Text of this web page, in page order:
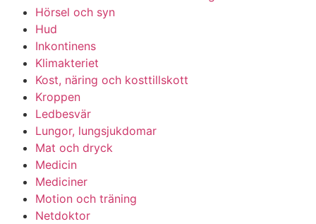
Hörsel och syn
Hud
Inkontinens
Klimakteriet
Kost, näring och kosttillskott
Kroppen
Ledbesvär
Lungor, lungsjukdomar
Mat och dryck
Medicin
Mediciner
Motion och träning
Netdoktor